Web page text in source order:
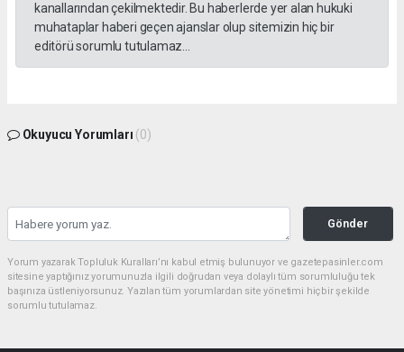
kanallarından çekilmektedir. Bu haberlerde yer alan hukuki
muhataplar haberi geçen ajanslar olup sitemizin hiç bir
editörü sorumlu tutulamaz...
Okuyucu Yorumları (0)
Gönder
Yorum yazarak Topluluk Kuralları’nı kabul etmiş bulunuyor ve gazetepasinler.com
sitesine yaptığınız yorumunuzla ilgili doğrudan veya dolaylı tüm sorumluluğu tek
başınıza üstleniyorsunuz. Yazılan tüm yorumlardan site yönetimi hiçbir şekilde
sorumlu tutulamaz.